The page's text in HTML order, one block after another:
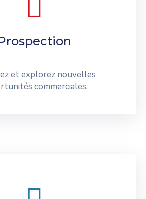
et explorez nouvelles
commerciales.